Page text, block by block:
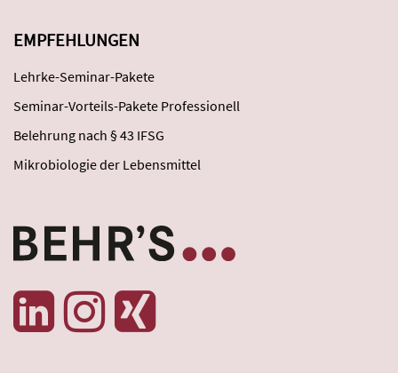
EMPFEHLUNGEN
Lehrke-Seminar-Pakete
Seminar-Vorteils-Pakete Professionell
Belehrung nach § 43 IFSG
Mikrobiologie der Lebensmittel